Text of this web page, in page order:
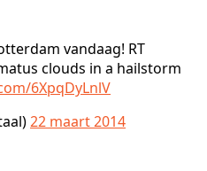
vandaag! RT
clouds in a hailstorm
6XpqDyLnlV
22 maart 2014